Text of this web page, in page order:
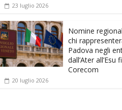
23 luglio 2026
Nomine
chi
Padova negli
dall’Ater all’Esu
Corecom
20 luglio 2026